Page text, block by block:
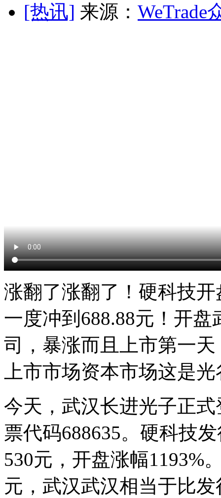
[热讯] 来源： WeTrade
涨翻了涨翻了！硬科技
一度冲到688.88元！开盘
司，暴涨而且上市第一
上市市场资本市场这是
今天，武汉长进光子正
票代码688635。硬科技
530元，开盘涨幅1193%
元，武汉武汉相当于比